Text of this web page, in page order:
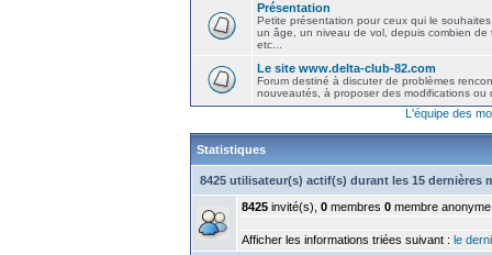
Présentation
Petite présentation pour ceux qui le
un âge, un niveau de vol, depuis combien de
etc...
Le site www.delta-club-82.com
Forum destiné à discuter de problèmes
nouveautés, à proposer des modifications ou
L'équipe des
Statistiques
8425 utilisateur(s) actif(s) durant les 15 dernières
8425 invité(s), 0 membres 0 membre anonyme
Afficher les informations triées suivant : le